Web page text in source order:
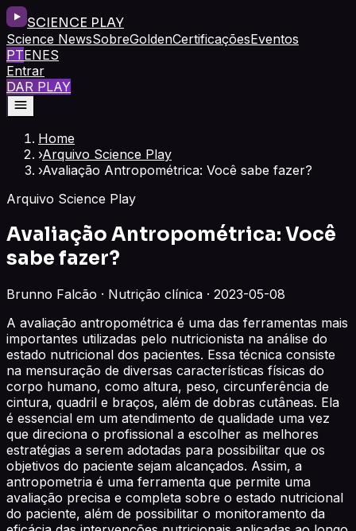
SCIENCE PLAY
Science NewsSobreGoldenCertificaçõesEventos
PTENES
Entrar
DAR PLAY
Home
›Arquivo Science Play
›Avaliação Antropométrica: Você sabe fazer?
Arquivo Science Play
Avaliação Antropométrica: Você
sabe fazer?
Brunno Falcão · Nutrição clínica · 2023-05-08
A avaliação antropométrica é uma das ferramentas mais
importantes utilizadas pelo nutricionista na análise do
estado nutricional dos pacientes. Essa técnica consiste
na mensuração de diversas características físicas do
corpo humano, como altura, peso, circunferência de
cintura, quadril e braços, além de dobras cutâneas. Ela
é essencial em um atendimento de qualidade uma vez
que direciona o profissional a escolher as melhores
estratégias a serem adotadas para possibilitar que os
objetivos do paciente sejam alcançados. Assim, a
antropometria é uma ferramenta que permite uma
avaliação precisa e completa sobre o estado nutricional
do paciente, além de possibilitar o monitoramento da